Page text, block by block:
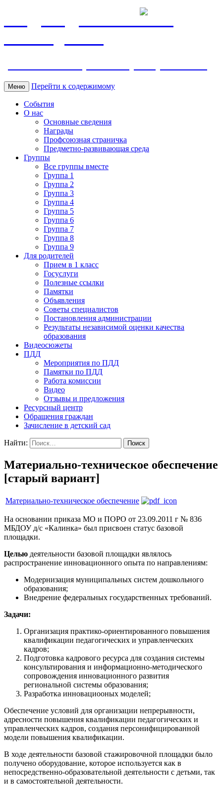
МБДОУ ДС "Калинка"
Меню Перейти к содержимому
События
О нас
Основные сведения
Награды
Профсоюзная страничка
Предметно-развивающая среда
Группы
Все группы вместе
Группа 1
Группа 2
Группа 3
Группа 4
Группа 5
Группа 6
Группа 7
Группа 8
Группа 9
Для родителей
Прием в 1 класс
Госуслуги
Полезные ссылки
Памятки
Объявления
Советы специалистов
Постановления администрации
Результаты независимой оценки качества
образования
Видеосюжеты
ПДД
Мероприятия по ПДД
Памятки по ПДД
Работа комиссии
Видео
Отзывы и предложения
Ресурсный центр
Обращения граждан
Зачисление в детский сад
Найти:
Материально-техническое обеспечение
[старый вариант]
Материально-техническое обеспечение
На основании приказа МО и ПОРО от 23.09.2011 г № 836
МБДОУ д/с «Калинка» был присвоен статус базовой
площадки.
Целью деятельности базовой площадки являлось
распространение инновационного опыта по направлениям:
Модернизация муниципальных систем дошкольного
образования;
Внедрение федеральных государственных требований.
Задачи:
Организация практико-ориентированного повышения
квалификации педагогических и управленческих
кадров;
Подготовка кадрового ресурса для создания системы
консультирования и информационно-методического
сопровождения инновационного развития
региональной системы образования;
Разработка инновациооных моделей;
Обеспечение условий для организации непрерывности,
адресности повышения квалификации педагогических и
управленческих кадров, создания персонифицированной
модели повышения квалификации.
В ходе деятельности базовой стажировочной площадки было
получено оборудование, которое используется как в
непосредственно-образовательной деятельности с детьми, так
и в самостоятельной деятельности.